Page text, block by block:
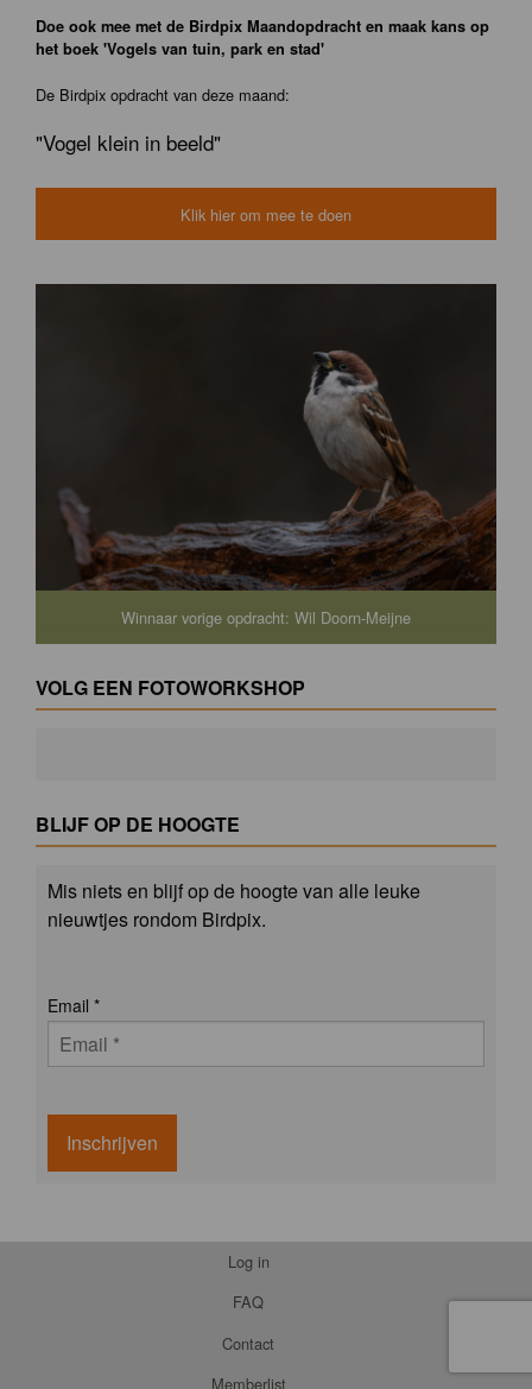
Doe ook mee met de Birdpix Maandopdracht en maak kans op
het boek 'Vogels van tuin, park en stad'
De Birdpix opdracht van deze maand:
"Vogel klein in beeld"
Klik hier om mee te doen
Winnaar vorige opdracht: Wil Doorn-Meijne
VOLG EEN FOTOWORKSHOP
BLIJF OP DE HOOGTE
Mis niets en blijf op de hoogte van alle leuke
nieuwtjes rondom Birdpix.
Email *
Inschrijven
Log in
FAQ
Contact
Memberlist